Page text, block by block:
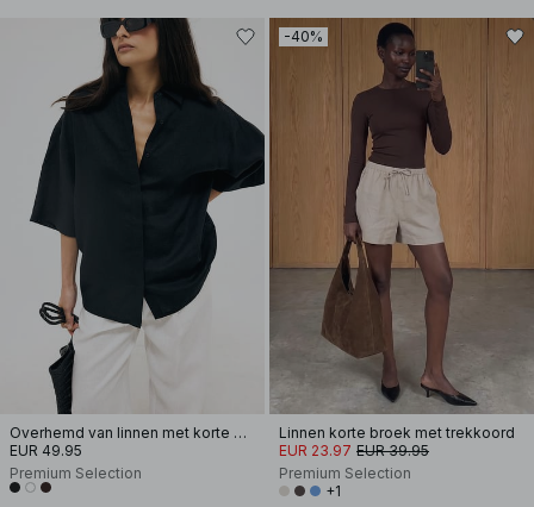
Overhemd van linnen met korte mouwen
EUR 49.95
Premium Selection
-40%
Linnen korte broek met trekkoord
EUR 23.97 EUR 39.95
Premium Selection
+1